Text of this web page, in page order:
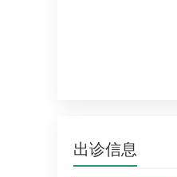
出诊信息